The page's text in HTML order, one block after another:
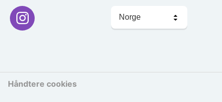
Håndtere cookies